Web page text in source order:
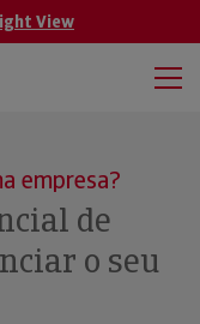
View
empresa?
de
o seu